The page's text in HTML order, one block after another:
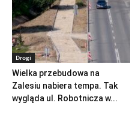
Drogi
Wielka przebudowa na
Zalesiu nabiera tempa. Tak
wygląda ul. Robotnicza w...